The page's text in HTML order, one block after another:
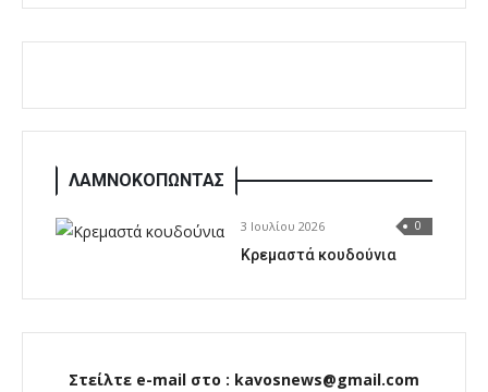
ΛΑΜΝΟΚΟΠΩΝΤΑΣ
3 Ιουλίου 2026 0
Κρεμαστά κουδούνια
Στείλτε e-mail στο : kavosnews@gmail.com